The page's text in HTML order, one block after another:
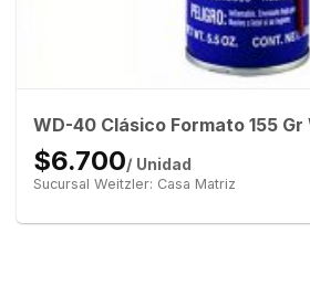
WD-40 Clásico Formato 155 Gr
$6.700/ Unidad
Sucursal Weitzler: Casa Matriz